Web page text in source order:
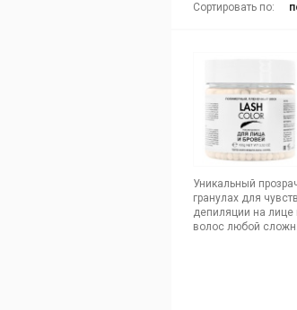
Сортировать по:
Уникальный
гранулах для
депиляции на лице
волос любой